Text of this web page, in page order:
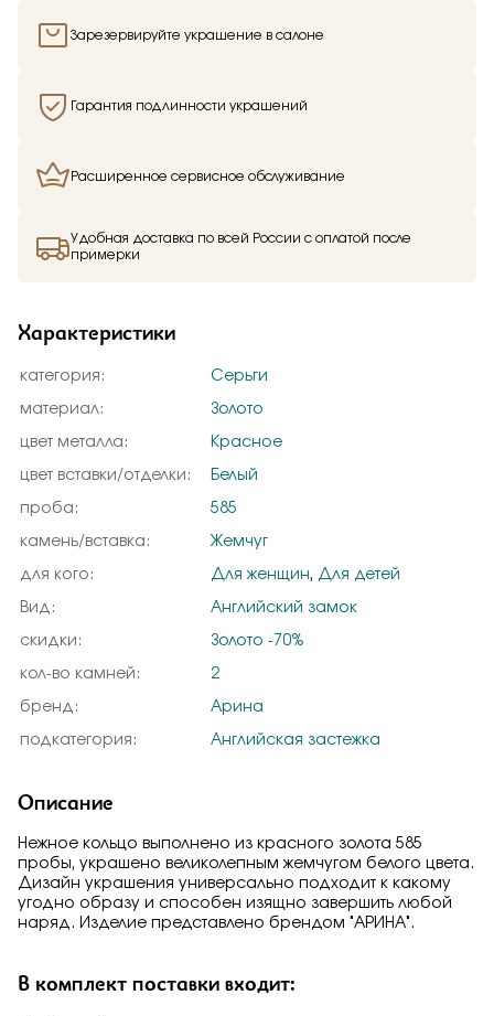
Зарезервируйте украшение в салоне
Гарантия подлинности украшений
Расширенное сервисное обслуживание
Удобная доставка по всей России с оплатой после
примерки
Характеристики
категория: Серьги
материал: Золото
цвет металла: Красное
цвет вставки/отделки: Белый
проба: 585
камень/вставка: Жемчуг
для кого: Для женщин, Для детей
Вид: Английский замок
скидки: Золото -70%
кол-во камней: 2
бренд: Арина
подкатегория: Английская застежка
Описание
Нежное кольцо выполнено из красного золота 585
пробы, украшено великолепным жемчугом белого цвета.
Дизайн украшения универсально подходит к какому
угодно образу и способен изящно завершить любой
наряд. Изделие представлено брендом "АРИНА".
В комплект поставки входит: